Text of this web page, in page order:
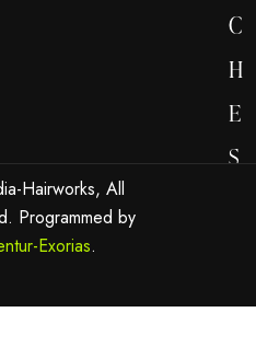
C
H
E
S
Hairworks, All
Programmed by
Exorias.